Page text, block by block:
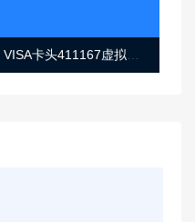
VISA卡头411167虚拟卡基础信息